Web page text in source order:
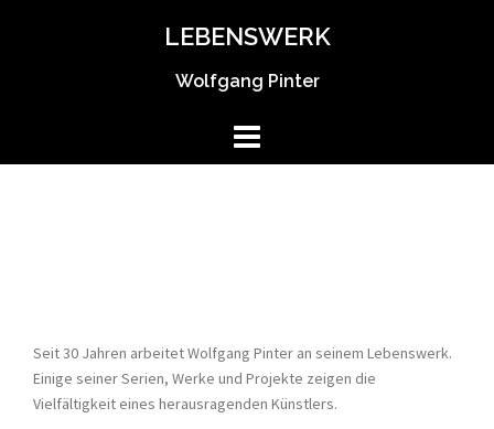
LEBENSWERK
Wolfgang Pinter
Seit 30 Jahren arbeitet Wolfgang Pinter an seinem Lebenswerk.
Einige seiner Serien, Werke und Projekte zeigen die
Vielfältigkeit eines herausragenden Künstlers.